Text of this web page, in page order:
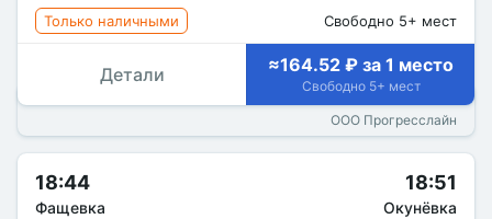
Только наличными
Свободно 5+ мест
Детали ≈164.52 ₽ за 1 место
Свободно 5+ мест
ООО Прогресслайн
18:44
Фащевка
18:51
Окунёвка